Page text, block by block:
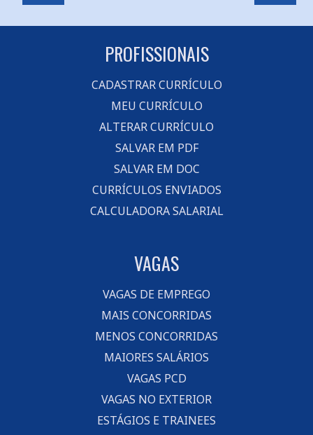
PROFISSIONAIS
CADASTRAR CURRÍCULO
MEU CURRÍCULO
ALTERAR CURRÍCULO
SALVAR EM PDF
SALVAR EM DOC
CURRÍCULOS ENVIADOS
CALCULADORA SALARIAL
VAGAS
VAGAS DE EMPREGO
MAIS CONCORRIDAS
MENOS CONCORRIDAS
MAIORES SALÁRIOS
VAGAS PCD
VAGAS NO EXTERIOR
ESTÁGIOS E TRAINEES